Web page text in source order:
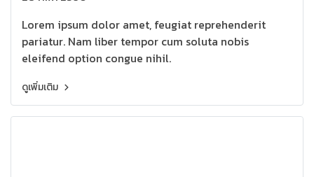
Lorem ipsum dolor amet, feugiat reprehenderit
pariatur. Nam liber tempor cum soluta nobis
eleifend option congue nihil.
ดูเพิ่มเติม